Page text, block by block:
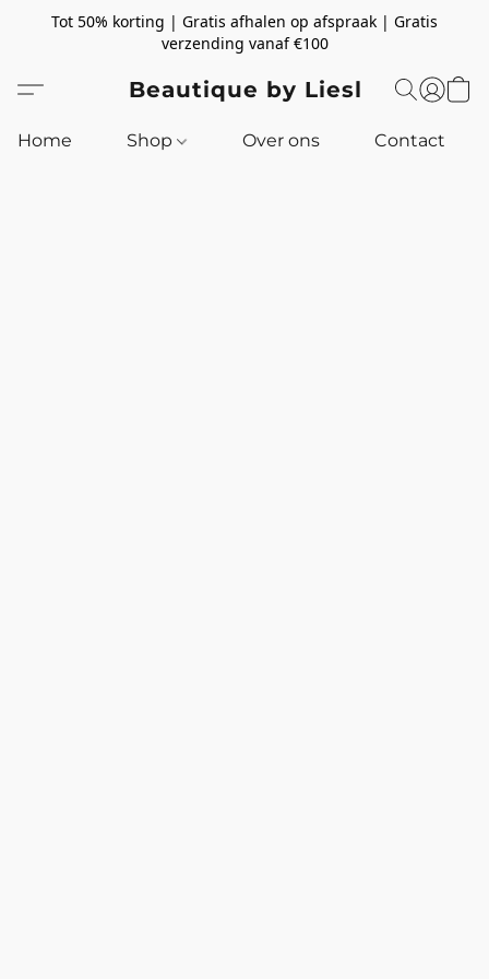
Tot 50% korting | Gratis afhalen op afspraak | Gratis
verzending vanaf €100
Beautique by Liesl
Home Shop Over ons Contact